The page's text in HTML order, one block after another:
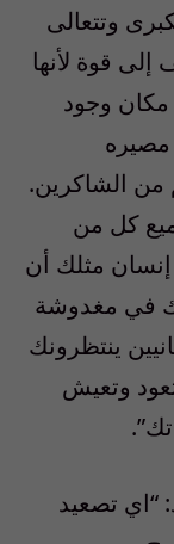
وتتعالى
قوة لأنها
وجود
مصيره
من الشاكرين.
كل من
مثلك أن
في مغدوشة
ينتظرونك
وتعيش
“اي تصعيد